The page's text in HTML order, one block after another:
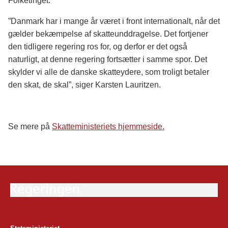
”Danmark har i mange år været i front internationalt, når det
gælder bekæmpelse af skatteunddragelse. Det fortjener
den tidligere regering ros for, og derfor er det også
naturligt, at denne regering fortsætter i samme spor. Det
skylder vi alle de danske skatteydere, som troligt betaler
den skat, de skal”, siger Karsten Lauritzen.
Se mere på Skatteministeriets hjemmeside.